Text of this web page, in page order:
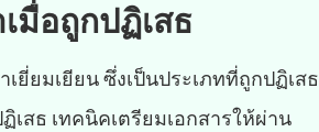
มื่อถูกปฏิเสธ
ยี่ยมเยียน ซึ่งเป็นประเภทที่ถูกปฏิเสธ
สธ เทคนิคเตรียมเอกสารให้ผ่าน